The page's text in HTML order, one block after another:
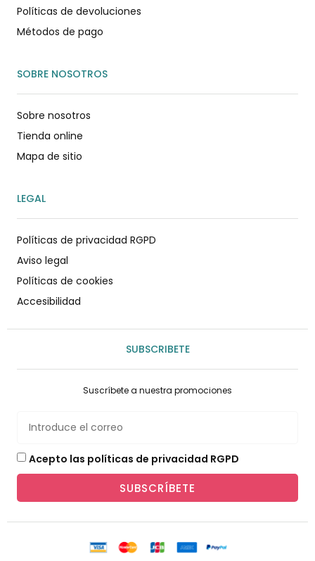
Políticas de devoluciones
Métodos de pago
SOBRE NOSOTROS
Sobre nosotros
Tienda online
Mapa de sitio
LEGAL
Políticas de privacidad RGPD
Aviso legal
Políticas de cookies
Accesibilidad
SUBSCRIBETE
Suscríbete a nuestra promociones
Acepto las políticas de privacidad RGPD
SUBSCRÍBETE